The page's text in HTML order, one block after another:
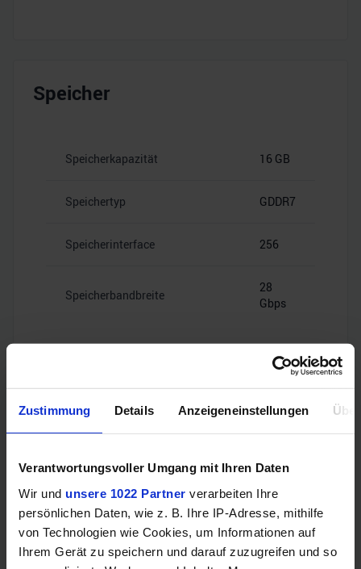
Zustimmung Details Anzeigeneinstellungen
Verantwortungsvoller Umgang mit Ihren Daten
Wir und unsere 1022 Partner verarbeiten Ihre
persönlichen Daten, wie z. B. Ihre IP-Adresse, mithilfe
von Technologien wie Cookies, um Informationen auf
Ihrem Gerät zu speichern und darauf zuzugreifen und so
Speicher
Speicherkapazität 16 GB
Speichertyp GDDR7
Speicherinterface 256
Speicherbandbreite
28
Gbps
Videoanschlüsse
1x HDMI
2.1b
DisplayPort
3x
DisplayPort